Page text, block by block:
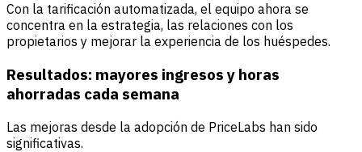
Con la tarificación automatizada, el equipo ahora se
concentra en la estrategia, las relaciones con los
propietarios y mejorar la experiencia de los huéspedes.
Resultados: mayores ingresos y horas
ahorradas cada semana
Las mejoras desde la adopción de PriceLabs han sido
significativas.